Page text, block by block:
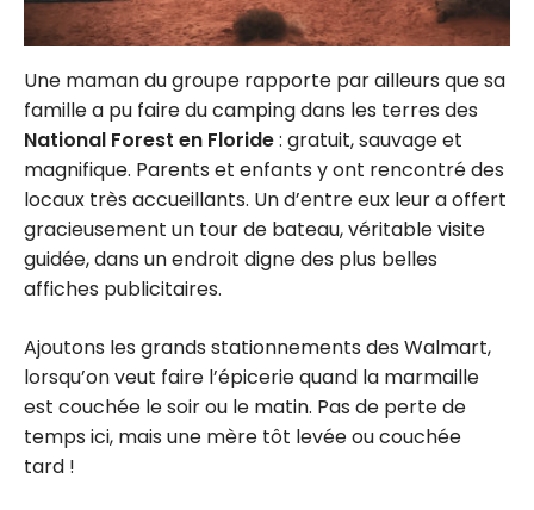
Une maman du groupe rapporte par ailleurs que sa
famille a pu faire du camping dans les terres des
National Forest en Floride: gratuit, sauvage et
magnifique. Parents et enfants y ont rencontré des
locaux très accueillants. Un d’entre eux leur a offert
gracieusement un tour de bateau, véritable visite
guidée, dans un endroit digne des plus belles
affiches publicitaires.
Ajoutons les grands stationnements des Walmart,
lorsqu’on veut faire l’épicerie quand la marmaille
est couchée le soir ou le matin. Pas de perte de
temps ici, mais une mère tôt levée ou couchée
tard !